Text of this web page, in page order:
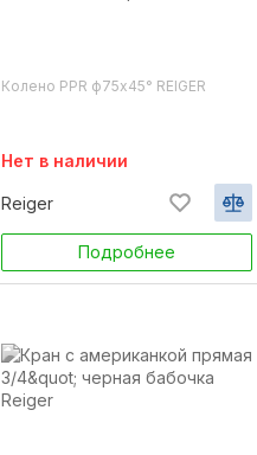
Колено PPR ф75х45° REIGER
Нет в наличии
Reiger
Подробнее